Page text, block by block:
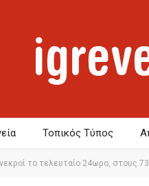
Τοπικός Τύπος
το τελευταίο 24ωρο, στους